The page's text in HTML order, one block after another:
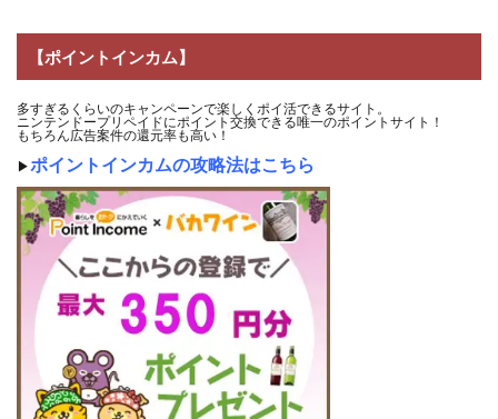
【ポイントインカム】
多すぎるくらいのキャンペーンで楽しくポイ活できるサイト。
ニンテンドープリペイドにポイント交換できる唯一のポイントサイト！
もちろん広告案件の還元率も高い！
▶ ポイントインカムの攻略法はこちら